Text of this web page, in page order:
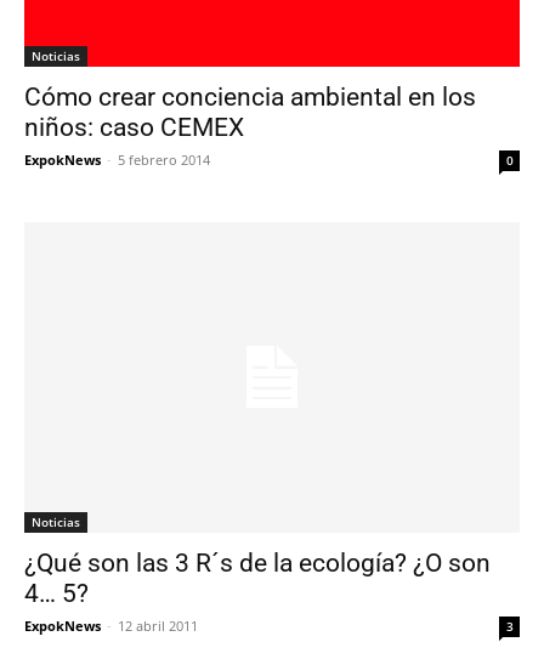
Noticias
Cómo crear conciencia ambiental en los
niños: caso CEMEX
ExpokNews - 5 febrero 2014 0
Noticias
¿Qué son las 3 R´s de la ecología? ¿O son
4… 5?
ExpokNews - 12 abril 2011 3